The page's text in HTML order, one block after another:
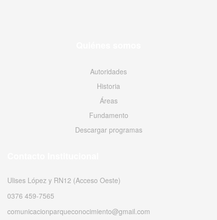
Autoridades
Historia
Áreas
Fundamento
Descargar programas
Ulises López y RN12 (Acceso Oeste)
0376 459-7565
comunicacionparqueconocimiento@gmail.com